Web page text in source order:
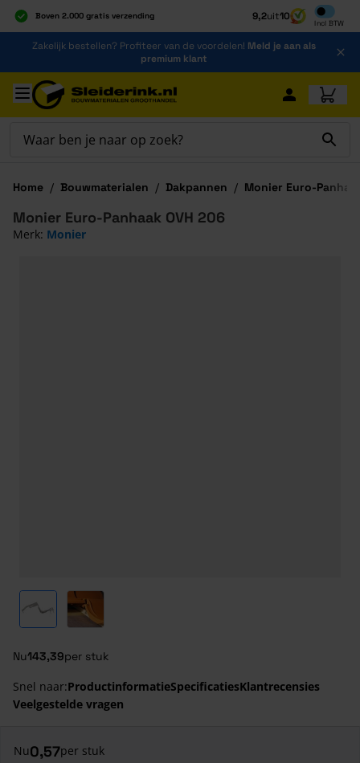
Boven 2.000 gratis verzending
Al 40 jaar dé specialist
Alles onder één dak
9,2uit10
Incl BTW
Inclusief
Ga naar de inhoud
Zakelijk bestellen? Profiteer van de voordelen! Meld je aan als
premium klant
Ga naar hoofdinhoud
Home / Bouwmaterialen / Dakpannen / Monier Euro-
View larger imageView larger image
Nu143,39per stuk
Monier Euro-Panhaak OVH 206
Merk: Monier
Snel naar:ProductinformatieSpecificatiesKlantrecensies
Veelgestelde vragen
Nu0,57per stuk